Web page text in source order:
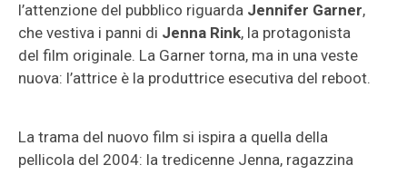
l’attenzione del pubblico riguarda Jennifer Garner,
che vestiva i panni di Jenna Rink, la protagonista
del film originale. La Garner torna, ma in una veste
nuova: l’attrice è la produttrice esecutiva del reboot.
La trama del nuovo film si ispira a quella della
pellicola del 2004: la tredicenne Jenna, ragazzina